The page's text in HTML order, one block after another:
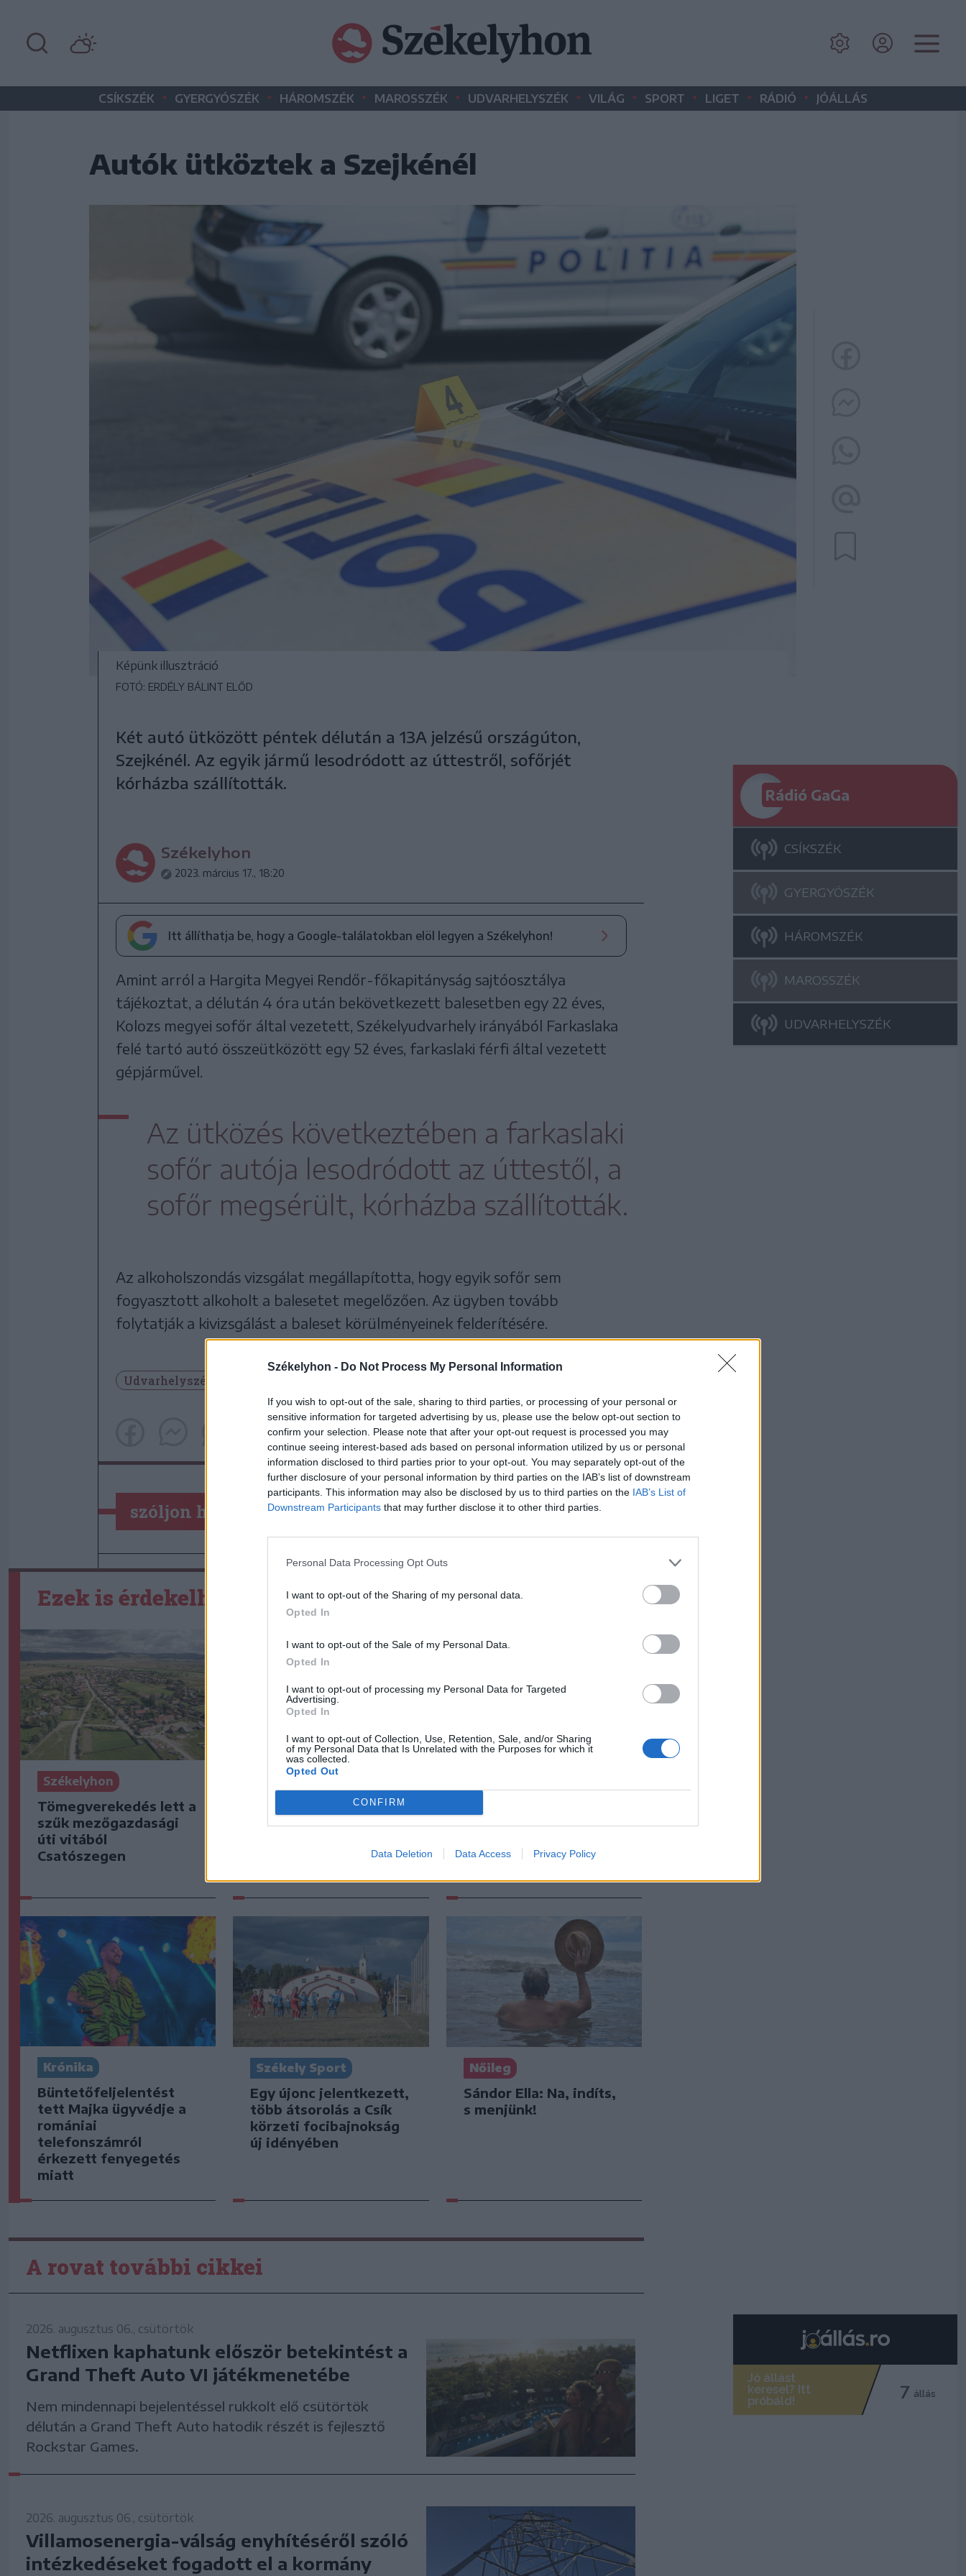
Székelyhon - Do Not Process My Personal Information
If you wish to opt-out of the sale, sharing to third parties, or processing of your personal or
sensitive information for targeted advertising by us, please use the below opt-out section to
confirm your selection. Please note that after your opt-out request is processed you may
continue seeing interest-based ads based on personal information utilized by us or personal
information disclosed to third parties prior to your opt-out. You may separately opt-out of the
further disclosure of your personal information by third parties on the IAB’s list of downstream
participants. This information may also be disclosed by us to third parties on the IAB’s List of
Downstream Participants that may further disclose it to other third parties.
Personal Data Processing Opt Outs
I want to opt-out of the Sharing of my personal data.
Opted In
I want to opt-out of the Sale of my Personal Data.
Opted In
I want to opt-out of processing my Personal Data for Targeted
Advertising.
Opted In
I want to opt-out of Collection, Use, Retention, Sale, and/or Sharing
of my Personal Data that Is Unrelated with the Purposes for which it
was collected.
Opted Out
CONFIRM
Data Deletion Data Access Privacy Policy
CSÍKSZÉK • GYERGYÓSZÉK • HÁROMSZÉK • MAROSSZÉK • UDVARHELYSZÉK • VILÁG • SPORT • LIGET • RÁDIÓ • JÓÁLLÁS
Autók ütköztek a Szejkénél
Képünk illusztráció
FOTÓ: ERDÉLY BÁLINT ELŐD
Két autó ütközött péntek délután a 13A jelzésű országúton,
Szejkénél. Az egyik jármű lesodródott az úttestről, sofőrjét
kórházba szállították.
Székelyhon
2023. március 17., 18:20
Itt állíthatja be, hogy a Google-találatokban elöl legyen a Székelyhon!
Amint arról a Hargita Megyei Rendőr-főkapitányság sajtóosztálya
tájékoztat, a délután 4 óra után bekövetkezett balesetben egy 22 éves,
Kolozs megyei sofőr által vezetett, Székelyudvarhely irányából Farkaslaka
felé tartó autó összeütközött egy 52 éves, farkaslaki férfi által vezetett
gépjárművel.
Az ütközés következtében a farkaslaki
sofőr autója lesodródott az úttestől, a
sofőr megsérült, kórházba szállították.
Az alkoholszondás vizsgálat megállapította, hogy egyik sofőr sem
fogyasztott alkoholt a balesetet megelőzően. Az ügyben tovább
folytatják a kivizsgálást a baleset körülményeinek felderítésére.
Udvarhelyszék
szóljon hozzá!
Rádió GaGa
CSÍKSZÉK
GYERGYÓSZÉK
HÁROMSZÉK
MAROSSZÉK
UDVARHELYSZÉK
Ezek is érdekelhetik
Székelyhon
Tömegverekedés lett a
szűk mezőgazdasági
úti vitából
Csatószegen
Székelyhon
Életét vesztette két
halász, akiket
román és a magyar
meghívót sürgetnek
Krónika
Büntetőfeljelentést
tett Majka ügyvédje a
romániai
telefonszámról
érkezett fenyegetés
miatt
Székely Sport
Egy újonc jelentkezett,
több átsorolás a Csík
körzeti focibajnokság
új idényében
Nőileg
Sándor Ella: Na, indíts,
s menjünk!
A rovat további cikkei
2026. augusztus 06., csütörtök
Netflixen kaphatunk először betekintést a
Grand Theft Auto VI játékmenetébe
Nem mindennapi bejelentéssel rukkolt elő csütörtök
délután a Grand Theft Auto hatodik részét is fejlesztő
Rockstar Games.
2026. augusztus 06., csütörtök
Villamosenergia-válság enyhítéséről szóló
intézkedéseket fogadott el a kormány